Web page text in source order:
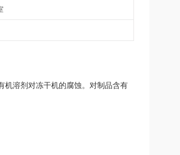
溶剂对冻干机的腐蚀。对制品含有